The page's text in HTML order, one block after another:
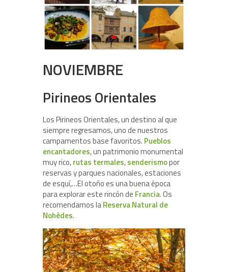
NOVIEMBRE
Pirineos Orientales
Los Pirineos Orientales, un destino al que
siempre regresamos, uno de nuestros
campamentos base favoritos. Pueblos
encantadores, un patrimonio monumental
muy rico,rutas termales,senderismopor
reservas y parques nacionales, estaciones
de esquí,…El otoño es una buena época
para explorar este rincón de Francia. Os
recomendamos laReserva Natural de
Nohèdes.